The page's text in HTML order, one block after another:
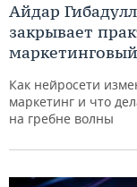
Айдар
закрывает
Как нейросети
маркетинг и что
на гребне волны